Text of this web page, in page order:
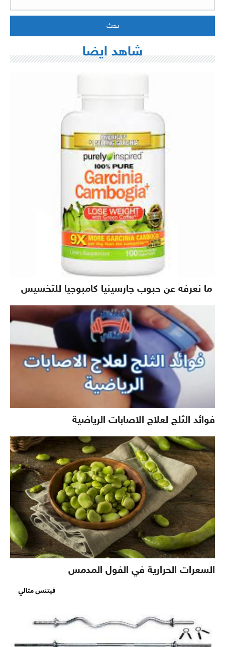
شاهد ايضا
ما نعرفه عن حبوب جارسينيا كامبوجيا للتخسيس
فوائد الثلج لعلاج الاصابات الرياضية
السعرات الحرارية في الفول المدمس